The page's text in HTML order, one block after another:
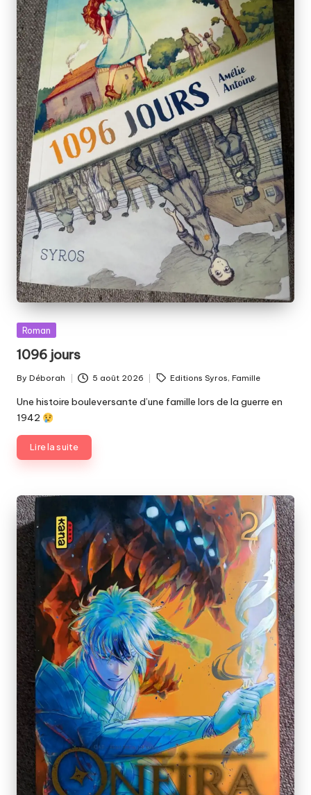
Posted
Roman
1096 jours
Posted
by
By Déborah 5 août 2026
Tags: Editions Syros,Famille
Une histoire bouleversante d’une famille lors de la guerre en
1942
Lire la suite